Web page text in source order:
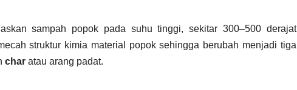
sampah popok pada suhu tinggi, sekitar 300–500 derajat
struktur kimia material popok sehingga berubah menjadi tiga
char atau arang padat.